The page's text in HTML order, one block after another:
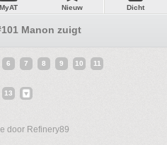
MyAT Nieuw Dicht
Manon zuigt
6 7 8 9 10 11
13
door Refinery89